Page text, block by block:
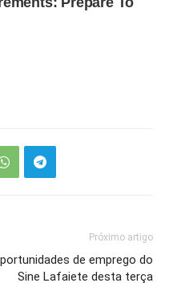
Próximo artigo
de emprego do
Sine Lafaiete desta terça